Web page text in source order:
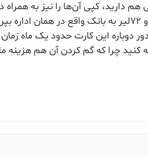
دوباره این کارت حدود یک ماه زمان
کنید چرا که گم کردن آن هم هزینه